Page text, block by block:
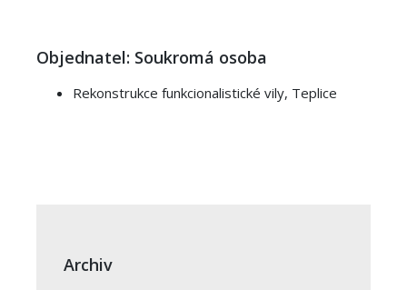
Archiv
Objednatel: Soukromá osoba
Rekonstrukce funkcionalistické vily, Teplice